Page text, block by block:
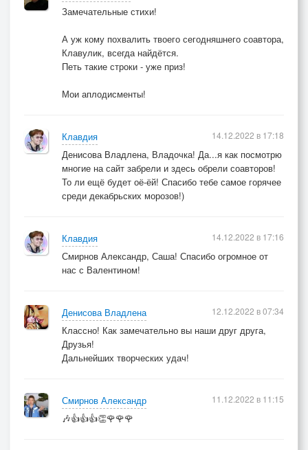
Замечательные стихи!
А уж кому похвалить твоего сегодняшнего соавтора,
Клавулик, всегда найдётся.
Петь такие строки - уже приз!
Мои аплодисменты!
Клавдия
Денисова Владлена, Владочка! Да...я как посмотрю
многие на сайт забрели и здесь обрели соавторов!
То ли ещё будет оё-ёй! Спасибо тебе самое горячее
среди декабрьских морозов!)
14.12.2022 в 17:18
Клавдия
Смирнов Александр, Саша! Спасибо огромное от
нас с Валентином!
14.12.2022 в 17:16
Денисова Владлена
Классно! Как замечательно вы наши друг друга,
Друзья!
Дальнейших творческих удач!
12.12.2022 в 07:34
Смирнов Александр
🎶👍👍👍👏🌹🌹🌹
11.12.2022 в 11:15